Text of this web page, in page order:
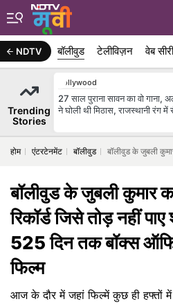
NDTV बॉलीवुड टेलीविज़न वेब
Trending
Stories
Bollywood
27 साल पुराना सावन का वो
ने घोली थी मिठास, राजस्थानी रंग में
होम एंटरटेनमेंट बॉलीवुड बॉलीवुड के जुबली
बॉलीवुड के जुबली कुमार
रिकॉर्ड जिसे तोड़ नहीं
525 दिन तक बॉक्स
फिल्म
आज के दौर में जहां फिल्में कुछ ही हफ्तों में